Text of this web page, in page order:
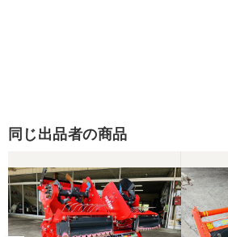
同じ出品者の商品